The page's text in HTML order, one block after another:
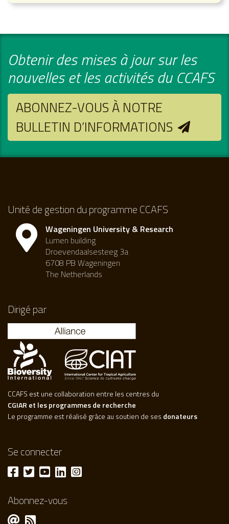
Obtenir des mises à jour sur les
nouvelles et les activités du CCAFS
ABONNEZ-VOUS À NOTRE
BULLETIN D’INFORMATIONS
Unité de gestion du programme CCAFS
Wageningen University & Research
Lumen building
Droevendaalsesteeg 3a
6708 PB Wageningen
The Netherlands
Dirigé par
CCAFS est une collaboration entre les centres du
CGIAR et les programmes de recherche
Le programme est réalisé grâce au soutien de ses donateurs
Se connecter
Abonnez-vous